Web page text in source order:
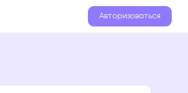
Авторизоваться